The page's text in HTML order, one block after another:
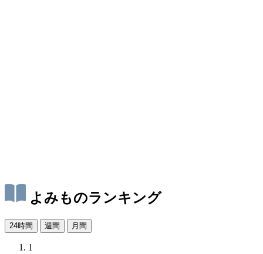
よみものランキング
24時間 週間 月間
1